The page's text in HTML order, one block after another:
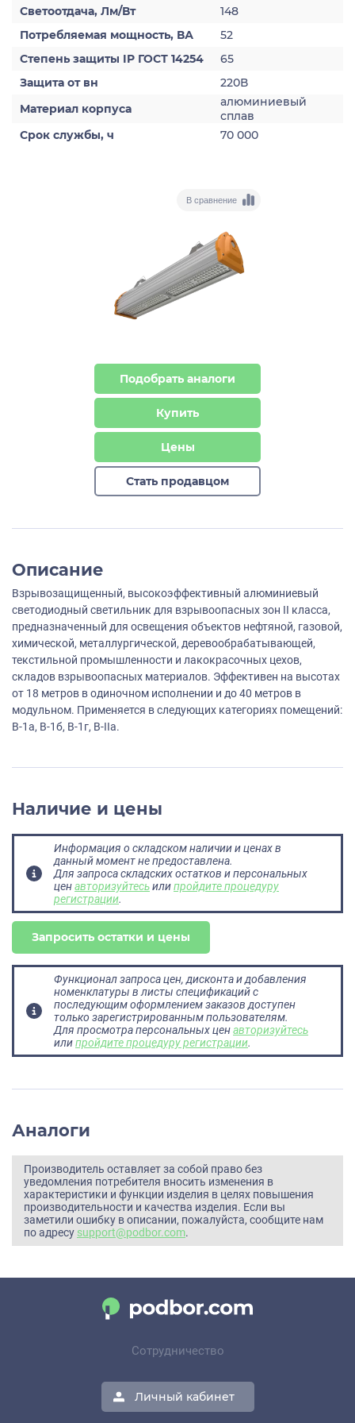
Светоотдача, Лм/Вт
148
Потребляемая мощность, ВА
52
Степень защиты IP ГОСТ 14254
65
Защита от вн
220В
Материал корпуса
алюминиевый
сплав
Срок службы, ч
70 000
В сравнение
Подобрать аналоги
Купить
Цены
Стать продавцом
Описание
Взрывозащищенный, высокоэффективный алюминиевый
светодиодный светильник для взрывоопасных зон II класса,
предназначенный для освещения объектов нефтяной, газовой,
химической, металлургической, деревообрабатывающей,
текстильной промышленности и лакокрасочных цехов,
складов взрывоопасных материалов. Эффективен на высотах
от 18 метров в одиночном исполнении и до 40 метров в
модульном. Применяется в следующих категориях помещений:
В-1а, В-1б, В-1г, В-IIа.
Наличие и цены
Информация о складском наличии и ценах в
данный момент не предоставлена.
Для запроса складских остатков и персональных
ценавторизуйтесьилипройдите процедуру
регистрации.
Запросить остатки и цены
Функционал запроса цен, дисконта и добавления
номенклатуры в листы спецификаций с
последующим оформлением заказов доступен
только зарегистрированным пользователям.
Для просмотра персональных ценавторизуйтесь
илипройдите процедуру регистрации.
Аналоги
Производитель оставляет за собой право без
уведомления потребителя вносить изменения в
характеристики и функции изделия в целях повышения
производительности и качества изделия. Если вы
заметили ошибку в описании, пожалуйста, сообщите нам
по адресу support@podbor.com.
Сотрудничество
Личный кабинет